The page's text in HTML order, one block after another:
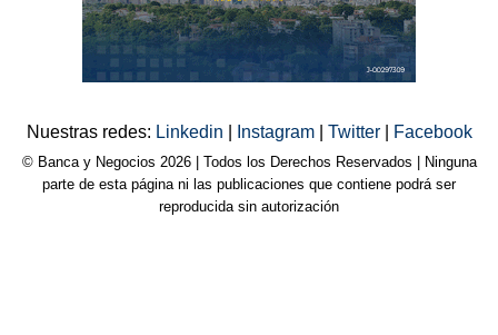
Nuestras redes: Linkedin Instagram Twitter Facebook
© Banca y Negocios 2026 | Todos los Derechos Reservados | Ninguna
parte de esta página ni las publicaciones que contiene podrá ser
reproducida sin autorización